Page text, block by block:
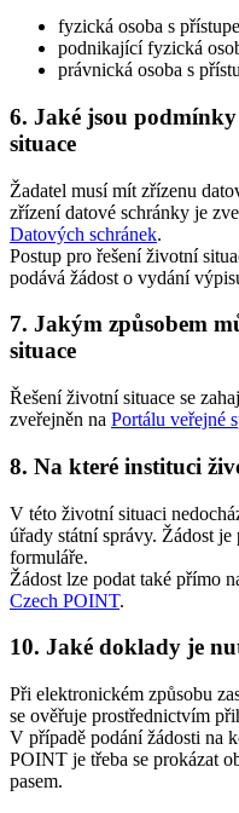
fyzická osoba s
podnikající fyzická
právnická osoba s
6. Jaké jsou
situace
Žadatel musí mít zřízenu
zřízení datové schránky je
Datových schránek.
Postup pro řešení životní
podává žádost o vydání
7. Jakým způsobem
situace
Řešení životní situace se
zveřejněn na Portálu veřejné
8. Na které instituci
V této životní situaci
úřady státní správy. Žádost
formuláře.
Žádost lze podat také přímo
Czech POINT.
10. Jaké doklady je
Při elektronickém způsobu
se ověřuje prostřednictvím
V případě podání žádosti na
POINT je třeba se prokázat
pasem.